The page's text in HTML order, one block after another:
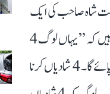
داخلہ امت شاہ صاحب کی ایک
ویڈیو وائرل ہو رہی ہے، جس میں وہ ایک جلسۂ عام سے خطاب کے دوران یہ کہتے ہوئے سنائی دے رہے ہیں کہ ’’یہاں لوگ 4
شادیاں کرتے ہیں۔ ہماری پارٹی کی حکومت قائم ہوگی تو ہم یو سی سی لائیں گے۔ کوئی 4 شادیاں نہیں کر پائے گا۔ 4 شادیاں کرنا